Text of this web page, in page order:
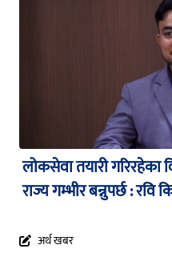
लोकसेवा तयारी गरिरहेका
राज्य गम्भीर बन्नुपर्छ : रवि
अर्थ खबर